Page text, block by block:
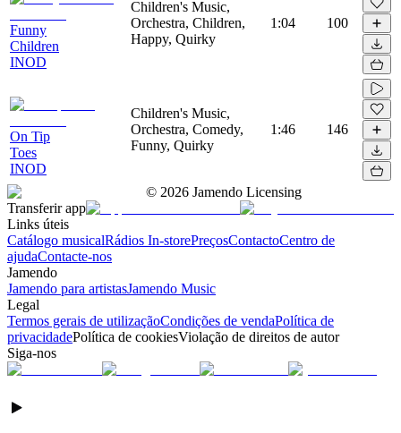
Funny
Children
INOD
Children's Music,
Orchestra, Children,
Happy, Quirky
1:04 100
On Tip
Toes
INOD
Children's Music,
Orchestra, Comedy,
Funny, Quirky
1:46 146
© 2026 Jamendo Licensing
Transferir app
Links úteis
Catálogo musicalRádios In-storePreçosContactoCentro de
ajudaContacte-nos
Jamendo
Jamendo para artistasJamendo Music
Legal
Termos gerais de utilizaçãoCondições de vendaPolítica de
privacidadePolítica de cookiesViolação de direitos de autor
Siga-nos